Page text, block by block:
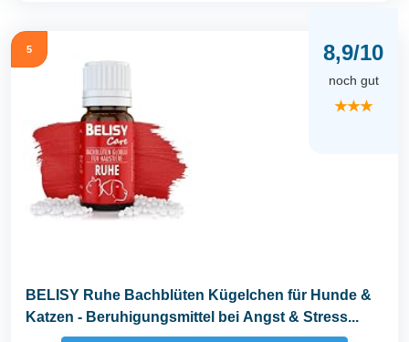
5 8,9/10
noch gut
★★★
BELISY Ruhe Bachblüten Kügelchen für Hunde &
Katzen - Beruhigungsmittel bei Angst & Stress...